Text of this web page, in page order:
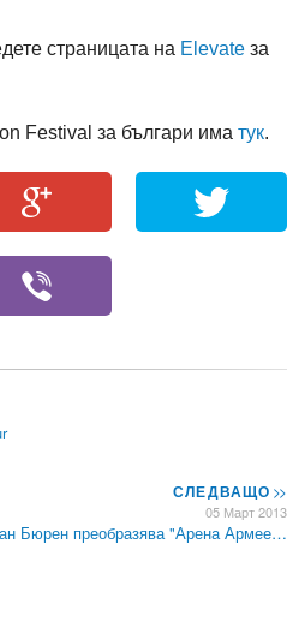
страницата на Elevate за
Festival за българи има тук.
СЛЕДВАЩО>>
05 Март 2013
Бюрен преобразява "Арена Армее…